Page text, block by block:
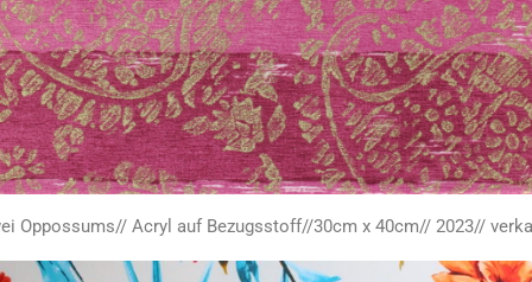
Oppossums// Acryl auf Bezugsstoff//30cm x 40cm// 2023//